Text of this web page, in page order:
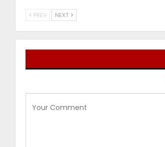
PREV NEXT